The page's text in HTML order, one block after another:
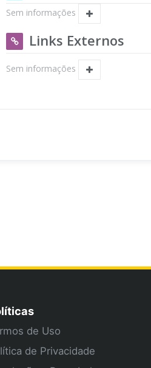
Sem informações
Links Externos
Sem informações
de Uso
de Privacidade